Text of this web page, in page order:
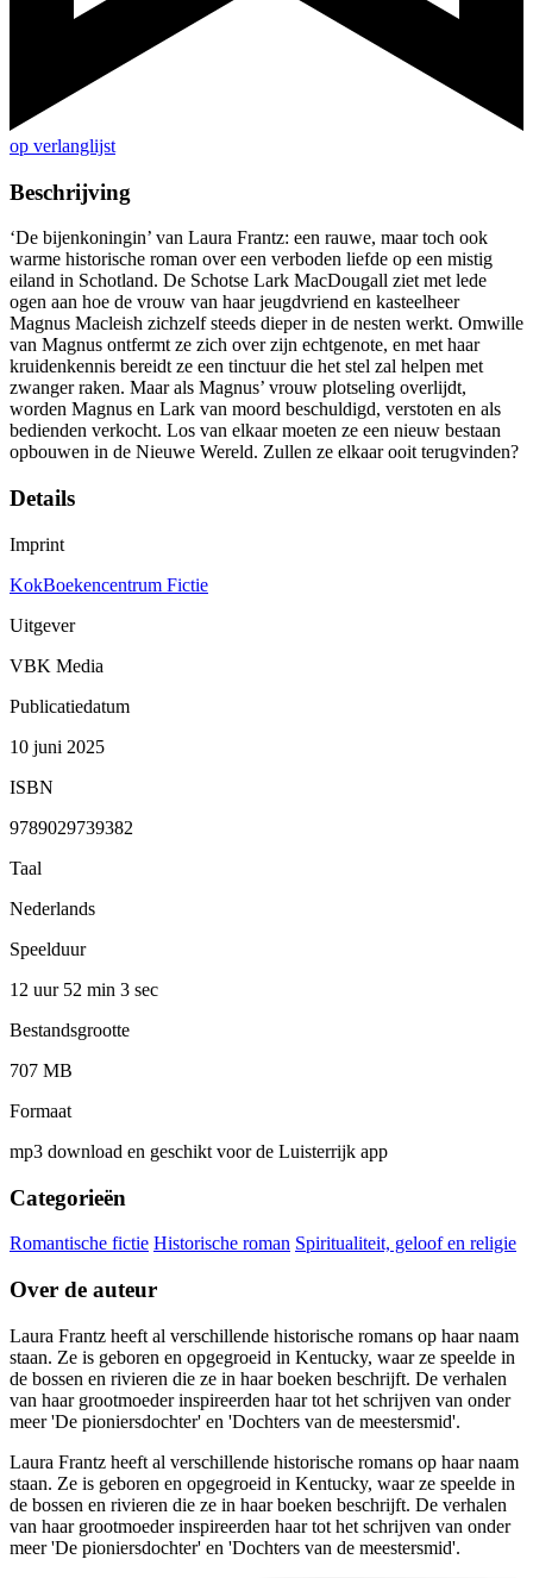
op verlanglijst
Beschrijving
‘De bijenkoningin’ van Laura Frantz: een rauwe, maar toch ook
warme historische roman over een verboden liefde op een mistig
eiland in Schotland. De Schotse Lark MacDougall ziet met lede
ogen aan hoe de vrouw van haar jeugdvriend en kasteelheer
Magnus Macleish zichzelf steeds dieper in de nesten werkt. Omwille
van Magnus ontfermt ze zich over zijn echtgenote, en met haar
kruidenkennis bereidt ze een tinctuur die het stel zal helpen met
zwanger raken. Maar als Magnus’ vrouw plotseling overlijdt,
worden Magnus en Lark van moord beschuldigd, verstoten en als
bedienden verkocht. Los van elkaar moeten ze een nieuw bestaan
opbouwen in de Nieuwe Wereld. Zullen ze elkaar ooit terugvinden?
Details
Imprint
KokBoekencentrum Fictie
Uitgever
VBK Media
Publicatiedatum
10 juni 2025
ISBN
9789029739382
Taal
Nederlands
Speelduur
12 uur 52 min 3 sec
Bestandsgrootte
707 MB
Formaat
mp3 download en geschikt voor de Luisterrijk app
Categorieën
Romantische fictie Historische roman Spiritualiteit, geloof en religie
Over de auteur
Laura Frantz heeft al verschillende historische romans op haar naam
staan. Ze is geboren en opgegroeid in Kentucky, waar ze speelde in
de bossen en rivieren die ze in haar boeken beschrijft. De verhalen
van haar grootmoeder inspireerden haar tot het schrijven van onder
meer 'De pioniersdochter' en 'Dochters van de meestersmid'.
Laura Frantz heeft al verschillende historische romans op haar naam
staan. Ze is geboren en opgegroeid in Kentucky, waar ze speelde in
de bossen en rivieren die ze in haar boeken beschrijft. De verhalen
van haar grootmoeder inspireerden haar tot het schrijven van onder
meer 'De pioniersdochter' en 'Dochters van de meestersmid'.